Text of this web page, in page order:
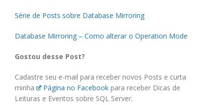
Série de Posts sobre Database Mirroring
Database Mirroring – Como alterar o Operation Mode
Gostou desse Post?
Cadastre seu e-mail para receber novos Posts e curta
minha
Página no Facebook para receber Dicas de
Leituras e Eventos sobre SQL Server.